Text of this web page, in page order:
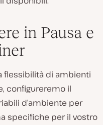
in Pausa e
flessibilità di ambienti
configureremo il
d’ambiente per
specifiche per il vostro